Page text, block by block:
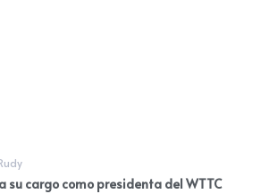
su cargo como presidenta del WTTC